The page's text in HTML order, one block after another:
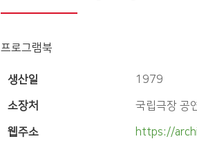
프로그램북
생산일 1979
소장처 국립극장 공
웹주소 https://